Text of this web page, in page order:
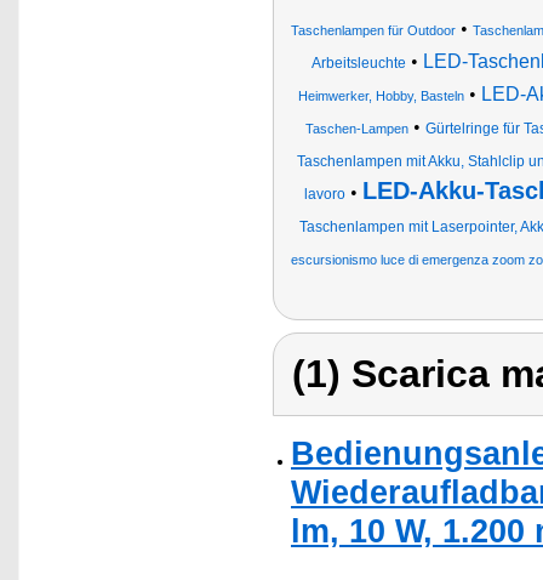
Taschenlampen für Outdoor•
Arbeitsleuchte • LED-
Heimwerker, Hobby, Basteln • LED-
Taschen-Lampen • Gürtelringe für
Taschenlampen mit Akku, Stahlclip
lavoro• LED-Akku-
Taschenlampen mit Laserpointer,
escursionismo luce di emergenza zoom
(1) Scarica
lm, 10 W, 1.200